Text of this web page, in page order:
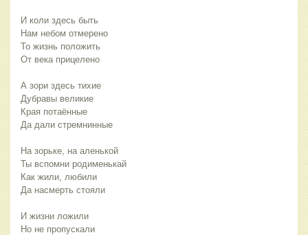
И коли здесь быть
Нам небом отмерено
То жизнь положить
От века прицелено
А зори здесь тихие
Дубравы великие
Края потаённые
Да дали стремнинные
На зорьке, на аленькой
Ты вспомни родименькай
Как жили, любили
Да насмерть стояли
И жизни ложили
Но не пропускали